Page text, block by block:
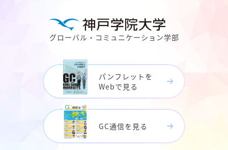
グローバル・コミュニケーション学部
パンフレットを
Webで見る
GC通信を見る